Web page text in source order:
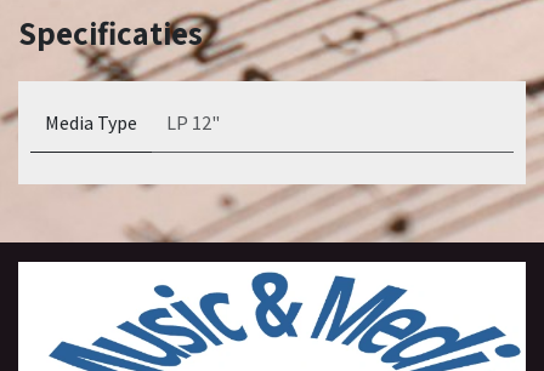
Specificaties
Media Type LP 12"